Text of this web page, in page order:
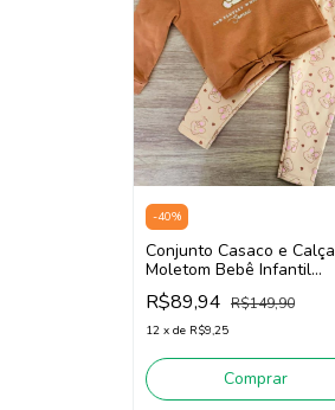
-40%
Conjunto Casaco e Calça
Moletom Bebê Infantil
Menina Somnii 3261001
(Caramelo/Creme)
R$89,94 R$149,90
12 x de R$9,25
Comprar